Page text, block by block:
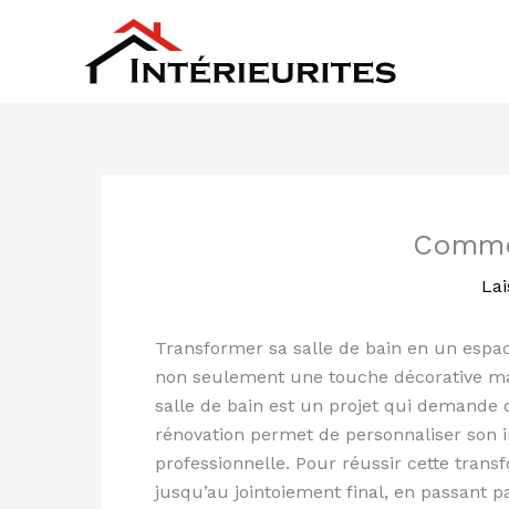
Transformer sa salle de bain en un
non seulement une touche décorative
salle de bain est un projet qui demande
rénovation permet de personnaliser
professionnelle. Pour réussir cette
jusqu’au jointoiement final, en passant